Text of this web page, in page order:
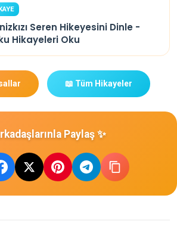
Seren Hikeyesini Dinle -
Hikayeleri Oku
📖 Tüm Hikayeler
Paylaş ✨